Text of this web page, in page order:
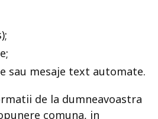
sau mesaje text automate.
de la dumneavoastra
comuna, in